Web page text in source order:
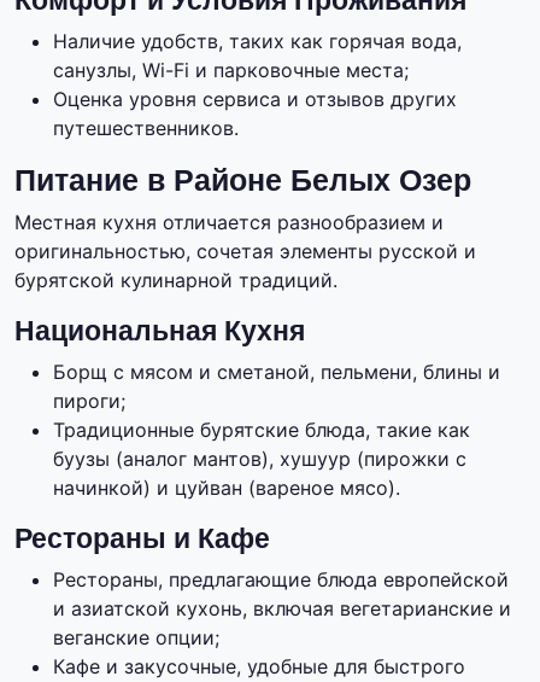
Наличие удобств, таких как горячая вода,
санузлы, Wi-Fi и парковочные места;
Оценка уровня сервиса и отзывов других
путешественников.
Питание в Районе Белых Озер
Местная кухня отличается разнообразием и
оригинальностью, сочетая элементы русской и
бурятской кулинарной традиций.
Национальная Кухня
Борщ с мясом и сметаной, пельмени, блины и
пироги;
Традиционные бурятские блюда, такие как
буузы (аналог мантов), хушуур (пирожки с
начинкой) и цуйван (вареное мясо).
Рестораны и Кафе
Рестораны, предлагающие блюда европейской
и азиатской кухонь, включая вегетарианские и
веганские опции;
Кафе и закусочные, удобные для быстрого